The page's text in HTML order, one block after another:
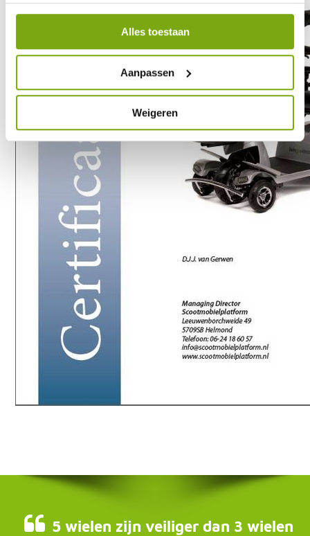
Alles toestaan
Aanpassen
Weigeren
5 wielen zijn veiliger dan 3 wielen